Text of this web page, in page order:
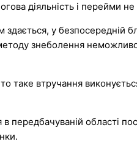
діяльність і перейми
здається, у безпосередній
знеболення
таке втручання
передбачуваній області